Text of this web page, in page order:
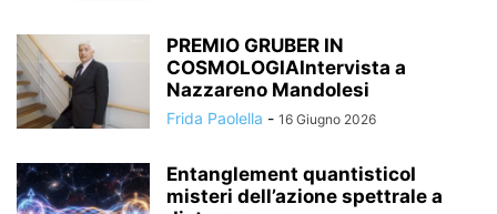
PREMIO GRUBER IN
COSMOLOGIAIntervista a
Nazzareno Mandolesi
Frida Paolella - 16 Giugno 2026
Entanglement quantisticoI
misteri dell’azione spettrale a